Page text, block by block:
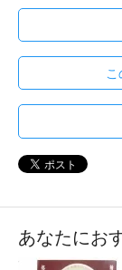
こ
あなたにお